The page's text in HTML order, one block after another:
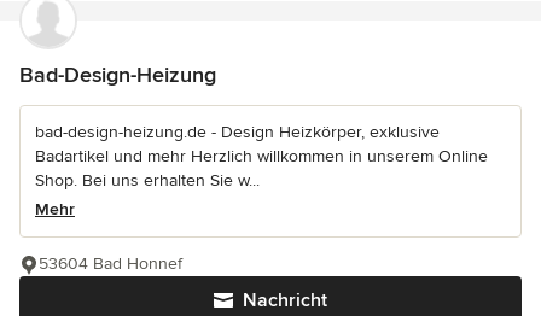
Bad-Design-Heizung
bad-design-heizung.de - Design Heizkörper, exklusive
Badartikel und mehr Herzlich willkommen in unserem Online
Shop. Bei uns erhalten Sie w...
Mehr
Nachricht
53604 Bad Honnef